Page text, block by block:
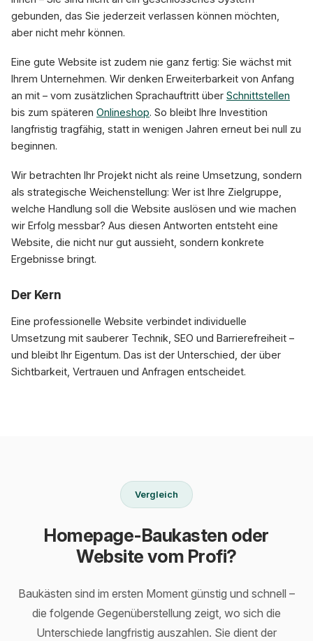
gebunden, das Sie jederzeit verlassen können möchten,
aber nicht mehr können.
Eine gute Website ist zudem nie ganz fertig: Sie wächst mit
Ihrem Unternehmen. Wir denken Erweiterbarkeit von Anfang
an mit – vom zusätzlichen Sprachauftritt über Schnittstellen
bis zum späteren Onlineshop. So bleibt Ihre Investition
langfristig tragfähig, statt in wenigen Jahren erneut bei null zu
beginnen.
Wir betrachten Ihr Projekt nicht als reine Umsetzung, sondern
als strategische Weichenstellung: Wer ist Ihre Zielgruppe,
welche Handlung soll die Website auslösen und wie machen
wir Erfolg messbar? Aus diesen Antworten entsteht eine
Website, die nicht nur gut aussieht, sondern konkrete
Ergebnisse bringt.
Der Kern
Eine professionelle Website verbindet individuelle
Umsetzung mit sauberer Technik, SEO und Barrierefreiheit –
und bleibt Ihr Eigentum. Das ist der Unterschied, der über
Sichtbarkeit, Vertrauen und Anfragen entscheidet.
Vergleich
Homepage-Baukasten oder
Website vom Profi?
Baukästen sind im ersten Moment günstig und schnell –
die folgende Gegenüberstellung zeigt, wo sich die
Unterschiede langfristig auszahlen. Sie dient der